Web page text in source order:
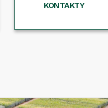
KONTAKTY